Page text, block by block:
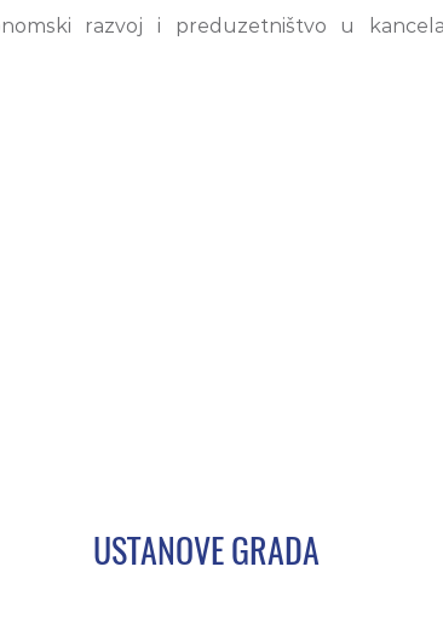
razvoj i preduzetništvo u
USTANOVE GRADA